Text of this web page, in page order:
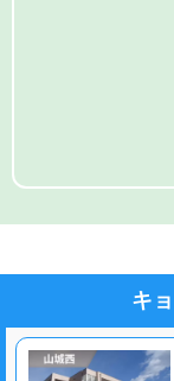
キ